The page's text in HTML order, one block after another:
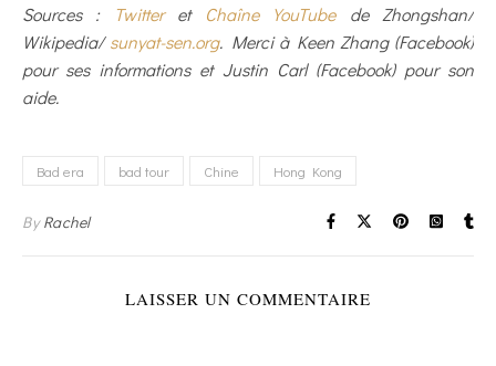
Sources :
Twitteret Chaîne YouTube de Zhongshan/
Wikipedia/sunyat-sen.org. Merci à Keen Zhang (Facebook)
pour ses informations et Justin Carl (Facebook) pour son
aide.
Bad era bad tour Chine Hong Kong
ByRachel
LAISSER UN COMMENTAIRE